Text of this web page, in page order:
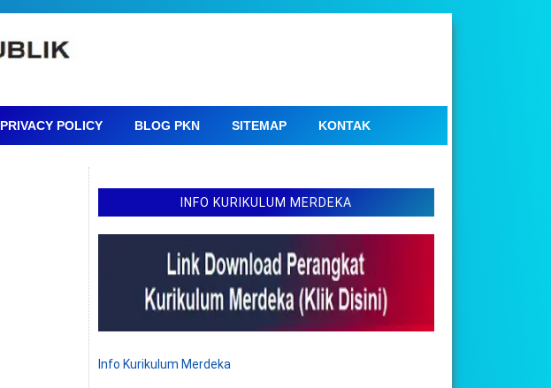
PRIVACY POLICY BLOG PKN SITEMAP KONTAK
INFO KURIKULUM MERDEKA
Info Kurikulum Merdeka